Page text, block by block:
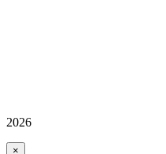
2026
×